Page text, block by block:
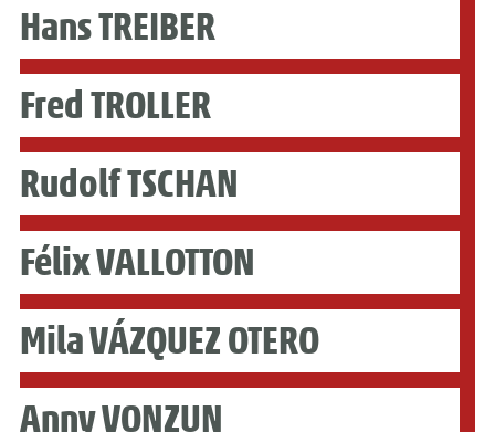
Hans TREIBER
Fred TROLLER
Rudolf TSCHAN
Félix VALLOTTON
Mila VÁZQUEZ OTERO
Anny VONZUN